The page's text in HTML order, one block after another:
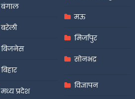
बंगाल
बरेली
बिजनेस
बिहार
मध्य प्रदेश
मऊ
मिर्जापुर
सोनभद्र
विज्ञापन